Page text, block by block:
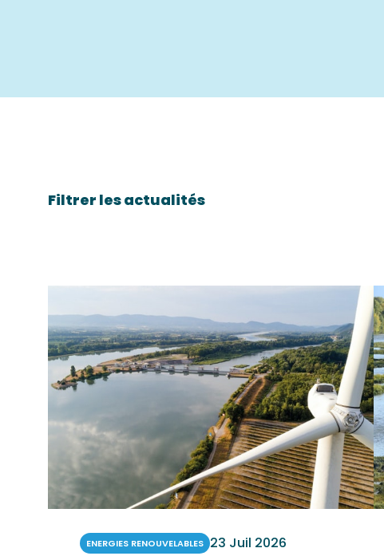
Filtrer les actualités
ENERGIES RENOUVELABLES 23 Juil 2026